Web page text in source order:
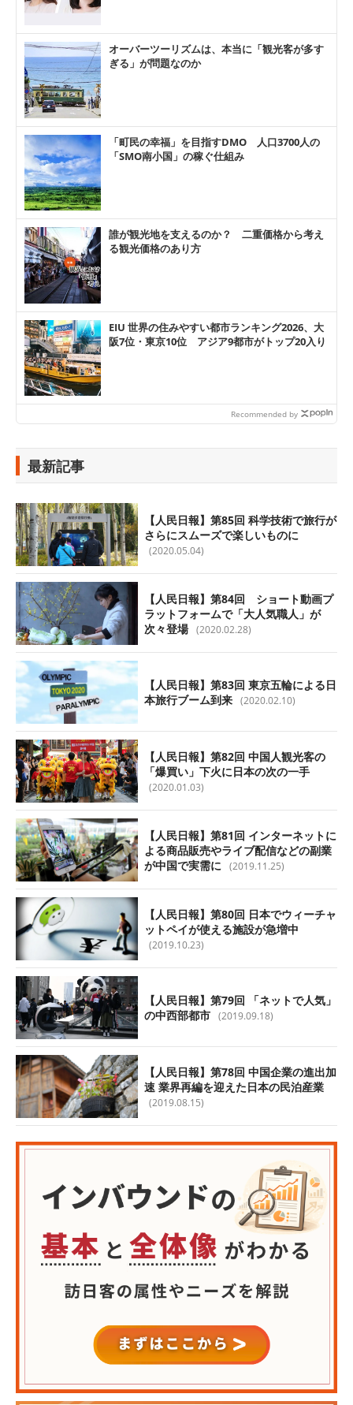
オーバーツーリズムは、本当に「観光客が多す
ぎる」が問題なのか
「町民の幸福」を目指すDMO 人口3700人の
「SMO南小国」の稼ぐ仕組み
誰が観光地を支えるのか？ 二重価格から考え
る観光価格のあり方
EIU 世界の住みやすい都市ランキング2026、大
阪7位・東京10位 アジア9都市がトップ20入り
Recommended by
最新記事
【人民日報】第85回 科学技術で旅行が
さらにスムーズで楽しいものに
(2020.05.04)
【人民日報】第84回 ショート動画プ
ラットフォームで「大人気職人」が
次々登場 (2020.02.28)
【人民日報】第83回 東京五輪による日
本旅行ブーム到来 (2020.02.10)
【人民日報】第82回 中国人観光客の
「爆買い」下火に日本の次の一手
(2020.01.03)
【人民日報】第81回 インターネットに
よる商品販売やライブ配信などの副業
が中国で実需に
(2019.11.25)
【人民日報】第80回 日本でウィーチャ
ットペイが使える施設が急増中
(2019.10.23)
【人民日報】第79回 「ネットで人気」
の中西部都市 (2019.09.18)
【人民日報】第78回 中国企業の進出加
速 業界再編を迎えた日本の民泊産業
(2019.08.15)